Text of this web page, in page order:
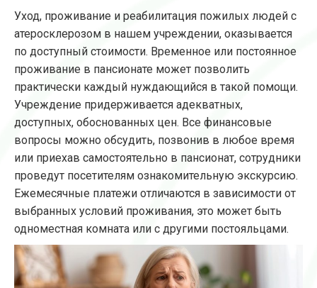
Уход, проживание и реабилитация пожилых людей с
атеросклерозом в нашем учреждении, оказывается
по доступный стоимости. Временное или постоянное
проживание в пансионате может позволить
практически каждый нуждающийся в такой помощи.
Учреждение придерживается адекватных,
доступных, обоснованных цен. Все финансовые
вопросы можно обсудить, позвонив в любое время
или приехав самостоятельно в пансионат, сотрудники
проведут посетителям ознакомительную экскурсию.
Ежемесячные платежи отличаются в зависимости от
выбранных условий проживания, это может быть
одноместная комната или с другими постояльцами.